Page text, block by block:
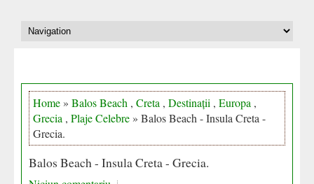
Home » Balos Beach , Creta , Destinații , Europa ,
Grecia , Plaje Celebre » Balos Beach - Insula Creta -
Grecia.
Balos Beach - Insula Creta - Grecia.